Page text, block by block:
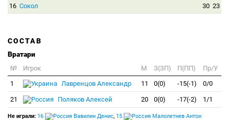
16 Сокол 30 23
СОСТАВ
Вратари
№ Игрок M З(ЗП) П(ПП)
Пр/У
1
Лавренцов Александр 11 0(0) -15(-1) 0/0
21 Поляков Алексей 20 0(0) -17(-2) 1/1
Не играли: 16 Вавилин Денис, 15 Малолетнев Антон